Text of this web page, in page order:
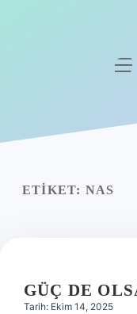
ETIKET: NAS
GÜÇ DE
Tarih: Ekim 14, 2025